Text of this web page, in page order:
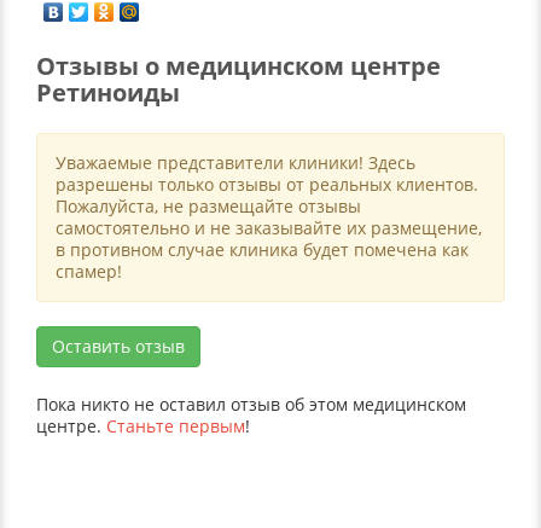
Отзывы о медицинском центре
Ретиноиды
Уважаемые представители клиники! Здесь
разрешены только отзывы от реальных клиентов.
Пожалуйста, не размещайте отзывы
самостоятельно и не заказывайте их размещение,
в противном случае клиника будет помечена как
спамер!
Оставить отзыв
Пока никто не оставил отзыв об этом медицинском
центре. Станьте первым!